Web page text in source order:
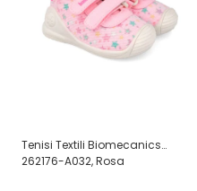
Tenisi Textili Biomecanics
262176-A032, Rosa